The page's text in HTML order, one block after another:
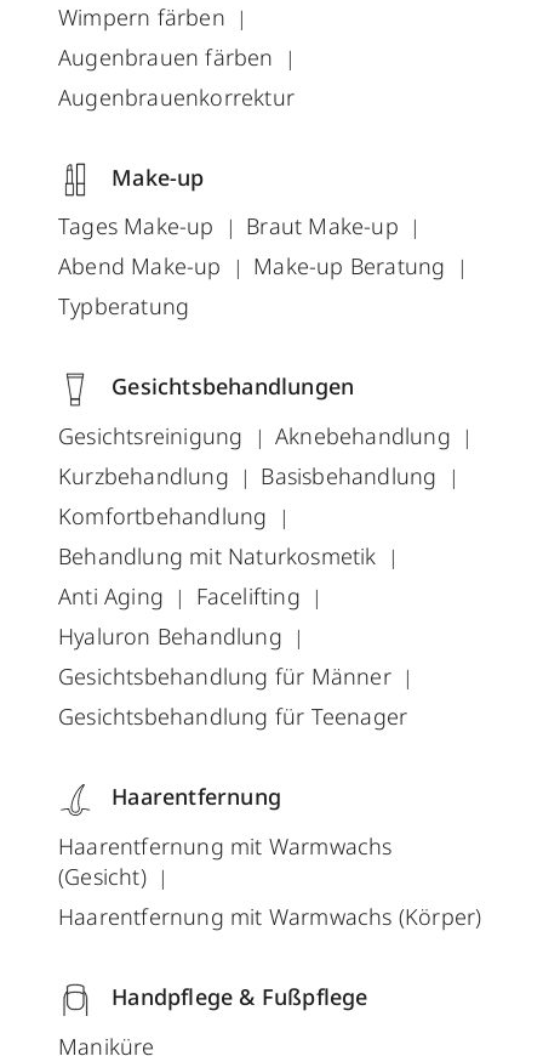
Wimpern färben
Augenbrauen färben
Augenbrauenkorrektur
Make-up
Tages Make-up
Braut Make-up
Abend Make-up
Make-up Beratung
Typberatung
Gesichtsbehandlungen
Gesichtsreinigung
Aknebehandlung
Kurzbehandlung
Basisbehandlung
Komfortbehandlung
Behandlung mit Naturkosmetik
Anti Aging
Facelifting
Hyaluron Behandlung
Gesichtsbehandlung für Männer
Gesichtsbehandlung für Teenager
Haarentfernung
Haarentfernung mit Warmwachs
(Gesicht)
Haarentfernung mit Warmwachs (Körper)
Handpflege & Fußpflege
Maniküre